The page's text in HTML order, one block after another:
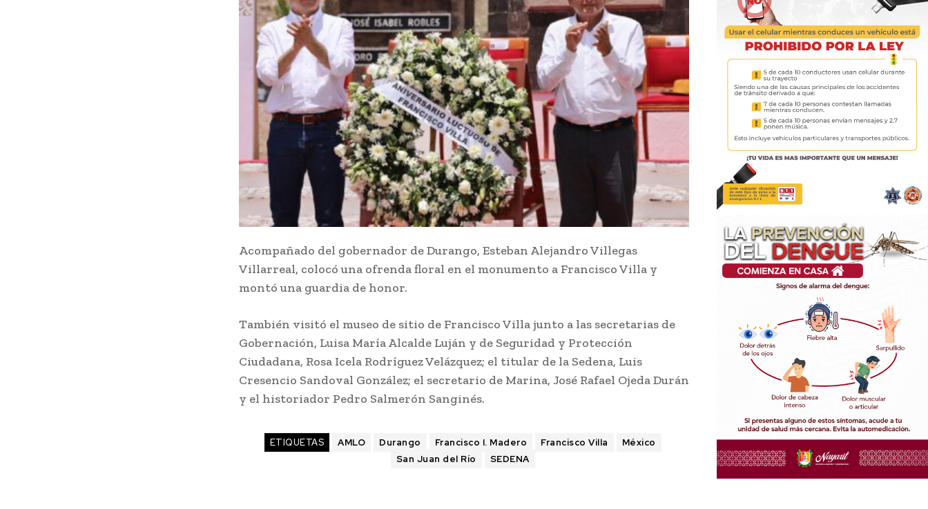
Acompañado del gobernador de Durango, Esteban Alejandro Villegas
Villarreal, colocó una ofrenda floral en el monumento a Francisco Villa y
montó una guardia de honor.
También visitó el museo de sitio de Francisco Villa junto a las secretarias de
Gobernación, Luisa María Alcalde Luján y de Seguridad y Protección
Ciudadana, Rosa Icela Rodríguez Velázquez; el titular de la Sedena, Luis
Cresencio Sandoval González; el secretario de Marina, José Rafael Ojeda Durán
y el historiador Pedro Salmerón Sanginés.
ETIQUETAS AMLO Durango Francisco I. Madero Francisco Villa
México
San Juan del Río
SEDENA